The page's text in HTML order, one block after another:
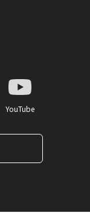
YouTube